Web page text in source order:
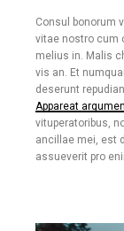
Consul bonorum
vitae nostro cum
melius in. Malis
vis an. Et
deserunt
Appareat
vituperatoribus,
ancillae mei, est
assueverit pro